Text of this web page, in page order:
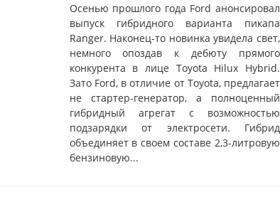
Осенью прошлого года Ford анонсировал
выпуск гибридного варианта пикапа
Ranger. Наконец-то новинка увидела свет,
немного опоздав к дебюту прямого
конкурента в лице Toyota Hilux Hybrid.
Зато Ford, в отличие от Toyota, предлагает
не стартер-генератор, а полноценный
гибридный агрегат с возможностью
подзарядки от электросети. Гибрид
объединяет в своем составе 2,3-литровую
бензиновую...